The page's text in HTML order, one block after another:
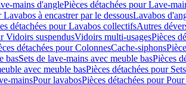
mains d'anglePièces détachées pour Lave-
Lavabos à encastrer par le dessousLavabos
détachées pour Lavabos collectifsAutres
Vidoirs suspendusVidoirs multi-usagesPièces
détachées pour ColonnesCache-siphons
basSets de lave-mains avec meuble basPièces
avec meuble basPièces détachées pour
mainsPour lavabosPièces détachées pour